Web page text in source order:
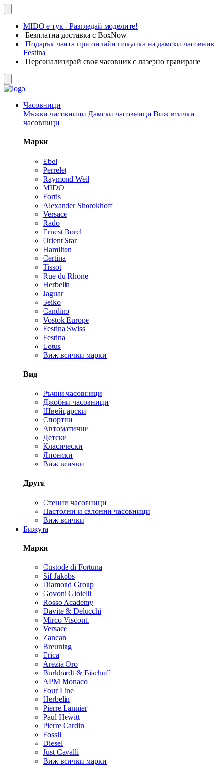
MIDO е тук - Разгледай моделите!
Безплатна доставка с BoxNow
Подарък чанта при онлайн покупка на дамски часовник
Festina
Персонализирай своя часовник с лазерно гравиране
Часовници
Мъжки часовници Дамски часовници Виж всички
часовници
Марки
Ebel
Perrelet
Raymond Weil
MIDO
Fortis
Alexander Shorokhoff
Versace
Rado
Ernest Borel
Orient Star
Hamilton
Certina
Tissot
Rue du Rhone
Herbelin
Jaguar
Seiko
Candino
Vostok Europe
Festina Swiss
Festina
Lotus
Виж всички марки
Вид
Ръчни часовници
Джобни часовници
Швейцарски
Спортни
Автоматични
Детски
Класически
Японски
Виж всички
Други
Стенни часовници
Настолни и салонни часовници
Виж всички
Бижута
Марки
Custode di Fortuna
Sif Jakobs
Diamond Group
Govoni Gioielli
Rosso Academy
Davite & Delucchi
Mirco Visconti
Versace
Zancan
Breuning
Erica
Arezia Oro
Burkhardt & Bischoff
APM Monaco
Four Line
Herbelin
Pierre Lannier
Paul Hewitt
Pierre Cardin
Fossil
Diesel
Just Cavalli
Виж всички марки